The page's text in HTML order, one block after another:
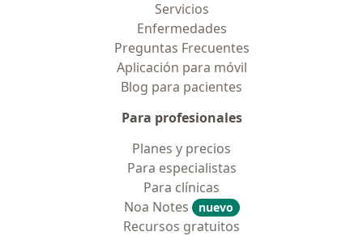
Servicios
Enfermedades
Preguntas Frecuentes
Aplicación para móvil
Blog para pacientes
Para profesionales
Planes y precios
Para especialistas
Para clínicas
Noa Notes
nuevo
Recursos gratuitos